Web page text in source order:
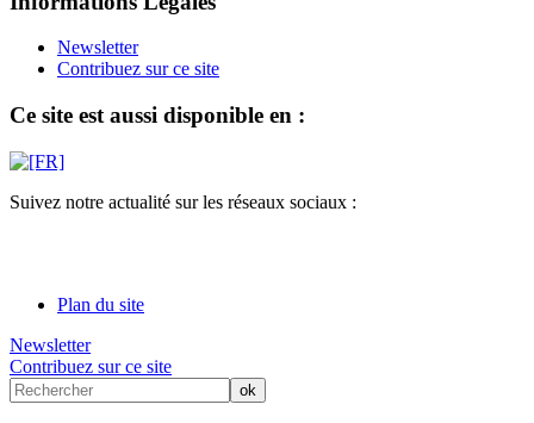
Newsletter
Contribuez sur ce site
Ce site est aussi disponible en :
Suivez notre actualité sur les réseaux sociaux :
Plan du site
Newsletter
Contribuez sur ce site